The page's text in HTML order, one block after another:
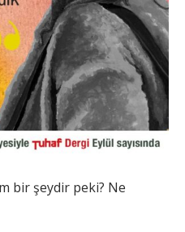
bir şeydir peki? Ne